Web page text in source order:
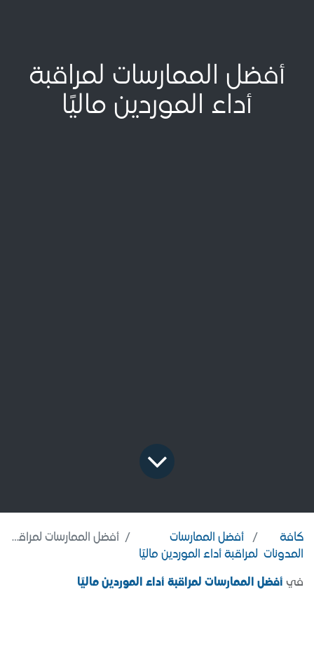
أفضل الممارسات لمراقبة
أداء الموردين ماليًا
كافة
المدونات
أفضل الممارسات
لمراقبة أداء الموردين ماليًا
أفضل الممارسات لمراقبة أداء الموردين ماليًا
في أفضل الممارسات لمراقبة أداء الموردين ماليًا